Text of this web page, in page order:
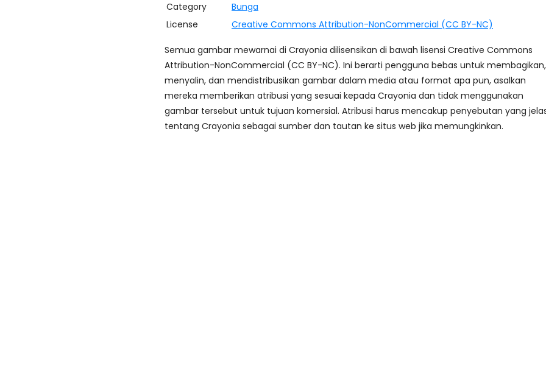
Category
Bunga
License
Creative Commons Attribution-NonCommercial (CC BY-NC)
Semua gambar mewarnai di Crayonia dilisensikan di bawah lisensi Creative Commons
Attribution-NonCommercial (CC BY-NC). Ini berarti pengguna bebas untuk membagikan,
menyalin, dan mendistribusikan gambar dalam media atau format apa pun, asalkan
mereka memberikan atribusi yang sesuai kepada Crayonia dan tidak menggunakan
gambar tersebut untuk tujuan komersial. Atribusi harus mencakup penyebutan yang
tentang Crayonia sebagai sumber dan tautan ke situs web jika memungkinkan.